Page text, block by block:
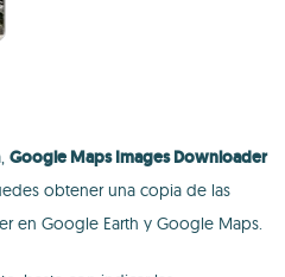
Google Maps Images Downloader
obtener una copia de las
en Google Earth y Google Maps.